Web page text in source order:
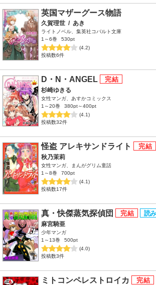
英国マザーグース物語
久賀理世 / あき
ライトノベル、集英社コバルト文庫
1～6巻
530pt
(4.2)
投稿数6件
D・N・ANGEL
杉崎ゆきる
女性マンガ、あすかコミックス
1～20巻
380pt～400pt
(4.1)
投稿数32件
怪盗 アレキサンドライト
秋乃茉莉
女性マンガ、まんがグリム童話
1～8巻
700pt
(4.1)
投稿数17件
真・快傑蒸気探偵団
麻宮騎亜
少年マンガ
1～13巻
500pt
(4.0)
投稿数3件
ミトコンペレストロイカ